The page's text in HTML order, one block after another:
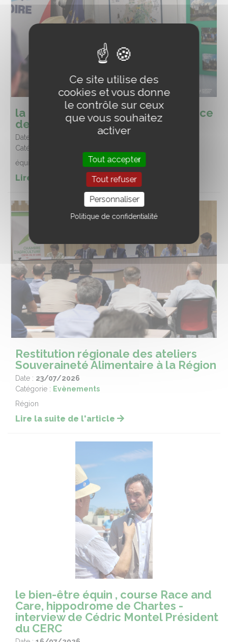
la Région au championnat de France
de Lamotte Beuvron
Date :
Catégorie :
équitation
Lire la suite de l'article
Restitution régionale des ateliers
Souveraineté Alimentaire à la Région
Date : 23/07/2026
Catégorie : Evènements
Région
Lire la suite de l'article
le bien-être équin , course Race and
Care, hippodrome de Chartes -
interview de Cédric Montel Président
du CERC
Ce site utilise des
cookies et vous donne
le contrôle sur ceux
que vous souhaitez
activer
Tout accepter
Tout refuser
Personnaliser
Politique de confidentialité